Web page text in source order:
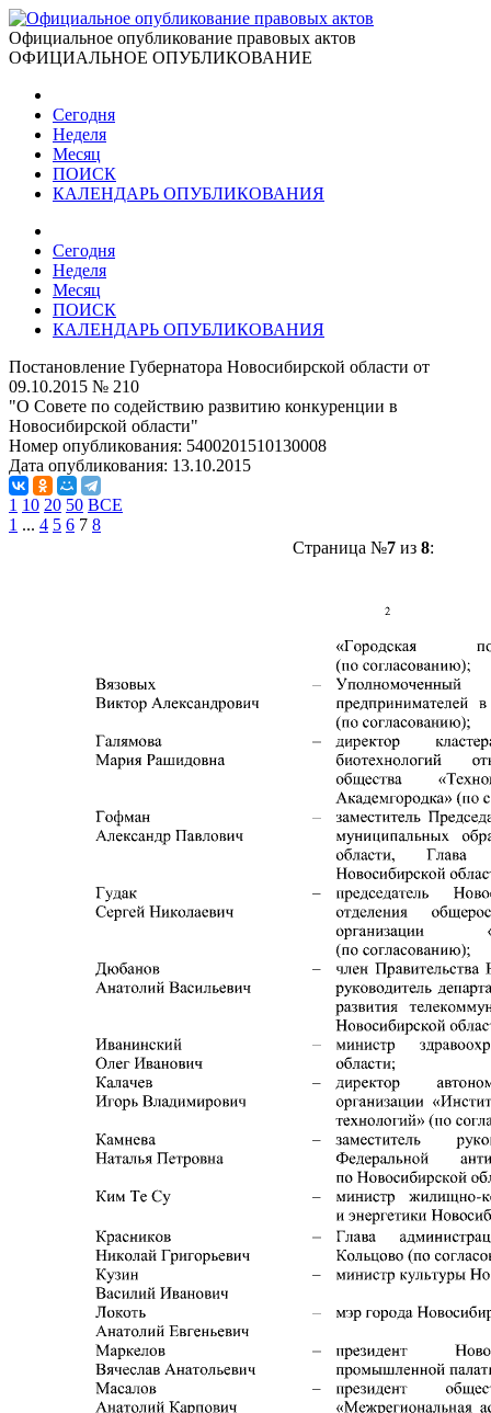
Официальное опубликование правовых актов
ОФИЦИАЛЬНОЕ ОПУБЛИКОВАНИЕ
Сегодня
Неделя
Месяц
ПОИСК
КАЛЕНДАРЬ ОПУБЛИКОВАНИЯ
Сегодня
Неделя
Месяц
ПОИСК
КАЛЕНДАРЬ ОПУБЛИКОВАНИЯ
Постановление Губернатора Новосибирской области от
09.10.2015 № 210
"О Совете по содействию развитию конкуренции в
Новосибирской области"
Номер опубликования: 5400201510130008
Дата опубликования: 13.10.2015
1 10 20 50 ВСЕ
1 ... 4 5 6 7 8
Страница №7из 8: